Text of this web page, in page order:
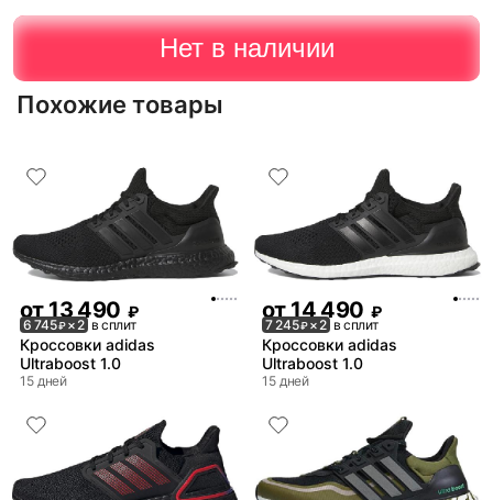
Нет в наличии
Похожие товары
от13 490 ₽
6 745₽× 2 в сплит
Кроссовки adidas
Ultraboost 1.0
15 дней
от14 490 ₽
7 245₽× 2 в сплит
Кроссовки adidas
Ultraboost 1.0
15 дней